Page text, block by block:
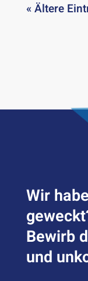
« Ältere
Wir
Bewirb
und